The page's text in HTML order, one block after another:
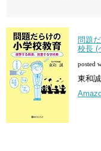
問題
校長 (
posted
東和